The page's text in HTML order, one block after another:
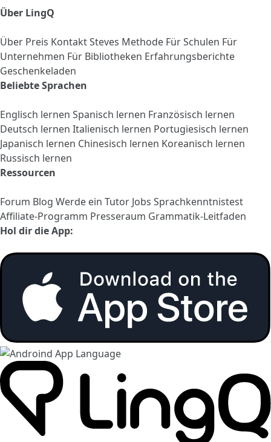
Über LingQ
Über Preis KontaktSteves Methode Für Schulen Für
Unternehmen Für Bibliotheken Erfahrungsberichte
Geschenkeladen
Beliebte Sprachen
Englisch lernen Spanisch lernen Französisch lernen
Deutsch lernen Italienisch lernen Portugiesisch lernen
Japanisch lernen Chinesisch lernen Koreanisch lernen
Russisch lernen
Ressourcen
Forum Blog Werde ein Tutor Jobs Sprachkenntnistest
Affiliate-Programm Presseraum Grammatik-Leitfaden
Hol dir die App: